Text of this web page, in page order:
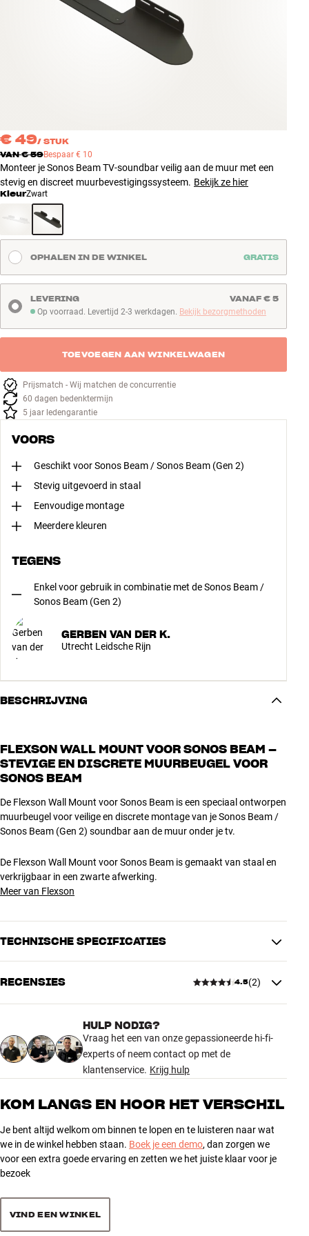
Accessoires
AANBIEDINGEN
Winkels
Klantenservice
Inloggen
Klantenservice
€ 49/ STUK
VAN€ 59Bespaar € 10
Monteer je Sonos Beam TV-soundbar veilig aan de muur met een
stevig en discreet muurbevestigingssysteem. Bekijk ze hier
KleurZwart
OPHALEN IN DE WINKEL GRATIS
Op voorraad. Levertijd 2-3 werkdagen
Op voorraad. Levertijd 2-3 werkdagen. Bekijk bezorgmethoden
LEVERING VANAF € 5
TOEVOEGEN AAN WINKELWAGEN
Prijsmatch - Wij matchen de concurrentie
60 dagen bedenktermijn
5 jaar ledengarantie
VOORS
Geschikt voor Sonos Beam / Sonos Beam (Gen 2)
Stevig uitgevoerd in staal
Eenvoudige montage
Meerdere kleuren
TEGENS
Enkel voor gebruik in combinatie met de Sonos Beam /
Sonos Beam (Gen 2)
GERBEN VAN DER K.
Utrecht Leidsche Rijn
BESCHRIJVING
FLEXSON WALL MOUNT VOOR SONOS BEAM –
STEVIGE EN DISCRETE MUURBEUGEL VOOR
SONOS BEAM
De Flexson Wall Mount voor Sonos Beam is een speciaal ontworpen
muurbeugel voor veilige en discrete montage van je Sonos Beam /
Sonos Beam (Gen 2) soundbar aan de muur onder je tv.
De Flexson Wall Mount voor Sonos Beam is gemaakt van staal en
verkrijgbaar in een zwarte afwerking.
Meer van Flexson
TECHNISCHE SPECIFICATIES
AFMETINGEN EN DESIGN
Kleur
Zwart
Gewicht (kg)
2,06
Gewicht verpakking (kg)
2,2
Afmetingen (verpakking)
14,4 x 5,5 x 67 cm (breedte x
hoogte x diepte)
hoogte x diepte)
ALGEMENE KARAKTERISTIEKEN
Muurbeugel voor Sonos Beam / Sonos Beam (Gen 2)
Uitgevoerd in gelakt staal
RECENSIES 4.5(2)
4.5
2 recensies
3 0
2
1
HULP NODIG?
Vraag het een van onze gepassioneerde hi-fi-
experts of neem contact op met de
klantenservice. Krijg hulp
KOM LANGS EN HOOR HET VERSCHIL
Je bent altijd welkom om binnen te lopen en te luisteren naar wat
we in de winkel hebben staan. Boek je een demo, dan zorgen we
voor een extra goede ervaring en zetten we het juiste klaar voor je
bezoek
VIND EEN WINKEL